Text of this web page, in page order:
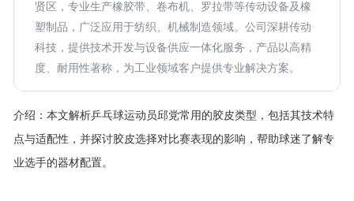
贤区，专业生产橡胶带、卷布机、罗拉带等传动设备及橡
塑制品，广泛应用于纺织、机械制造领域。公司深耕传动
科技，提供技术开发与设备供应一体化服务，产品以高精
度、耐用性著称，为工业领域客户提供专业解决方案。
介绍： 本文解析乒乓球运动员邱党常用的胶皮类型，包括其技术特
点与适配性，并探讨胶皮选择对比赛表现的影响，帮助球迷了解专
业选手的器材配置。